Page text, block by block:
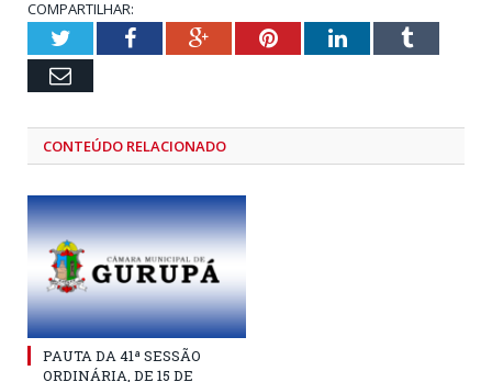
COMPARTILHAR:
TwitterFacebookGoogle+PinterestLinkedInTumblr
Email
CONTEÚDO RELACIONADO
PAUTA DA 41ª SESSÃO
ORDINÁRIA, DE 15 DE